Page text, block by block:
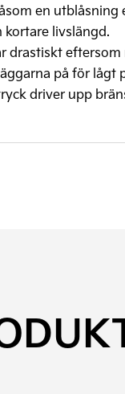
en utblåsning
kortare livslängd.
drastiskt
på för lågt
driver upp